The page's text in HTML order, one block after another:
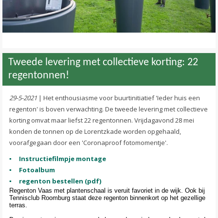
Tweede levering met collectieve korting: 22
regentonnen!
29-5-2021 | Het enthousiasme voor buurtinitiatief 'Ieder huis een
regenton' is boven verwachting. De tweede levering met collectieve
korting omvat maar liefst 22 regentonnen. Vrijdagavond 28 mei
konden de tonnen op de Lorentzkade worden opgehaald,
voorafgegaan door een 'Coronaproof fotomomentje'.
Instructiefilmpje montage
Fotoalbum
regenton bestellen (pdf)
Regenton Vaas met plantenschaal is veruit favoriet in de wijk. Ook bij
Tennisclub Roomburg staat deze regenton binnenkort op het gezellige
terras.